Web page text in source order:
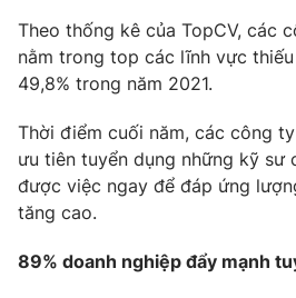
Theo thống kê của TopCV, các
nằm trong top các lĩnh vực
49,8% trong năm 2021.
Thời điểm cuối năm, các công
ưu tiên tuyển dụng những kỹ sư
được việc ngay để đáp ứng
tăng cao.
89% doanh nghiệp đẩy mạnh